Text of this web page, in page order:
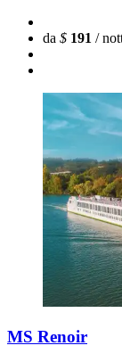
da $ 191 /
MS Renoir